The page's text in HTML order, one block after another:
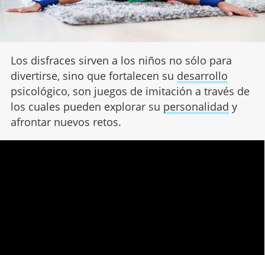
Los disfraces sirven a los niños no sólo para
divertirse, sino que fortalecen su desarrollo
psicológico, son juegos de imitación a través de
los cuales pueden explorar su personalidad y
afrontar nuevos retos.